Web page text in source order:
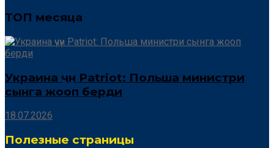
ТОП месяца
Украина үчүн Patriot: Польша министри
сынга жооп берди
18.07.2026
Полезные страницы